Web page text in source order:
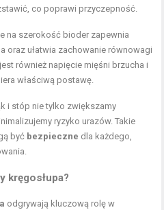
co poprawi przyczepność.
na szerokość bioder zapewnia
oraz ułatwia zachowanie równowagi
również napięcie mięśni brzucha i
właściwą postawę.
i stóp nie tylko zwiększamy
ryzyko urazów. Takie
być bezpieczne dla każdego,
kręgosłupa?
odgrywają kluczową rolę w